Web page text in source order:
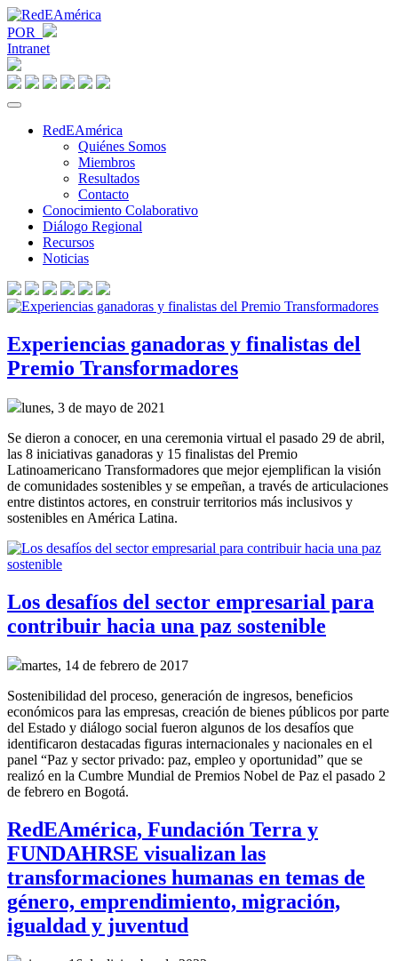
POR
Intranet
RedEAmérica
Quiénes Somos
Miembros
Resultados
Contacto
Conocimiento Colaborativo
Diálogo Regional
Recursos
Noticias
Experiencias ganadoras y finalistas del
Premio Transformadores
lunes, 3 de mayo de 2021
Se dieron a conocer, en una ceremonia virtual el pasado 29 de abril,
las 8 iniciativas ganadoras y 15 finalistas del Premio
Latinoamericano Transformadores que mejor ejemplifican la visión
de comunidades sostenibles y se empeñan, a través de articulaciones
entre distintos actores, en construir territorios más inclusivos y
sostenibles en América Latina.
Los desafíos del sector empresarial para
contribuir hacia una paz sostenible
martes, 14 de febrero de 2017
Sostenibilidad del proceso, generación de ingresos, beneficios
económicos para las empresas, creación de bienes públicos por parte
del Estado y diálogo social fueron algunos de los desafíos que
identificaron destacadas figuras internacionales y nacionales en el
panel “Paz y sector privado: paz, empleo y oportunidad” que se
realizó en la Cumbre Mundial de Premios Nobel de Paz el pasado 2
de febrero en Bogotá.
RedEAmérica, Fundación Terra y
FUNDAHRSE visualizan las
transformaciones humanas en temas de
género, emprendimiento, migración,
igualdad y juventud